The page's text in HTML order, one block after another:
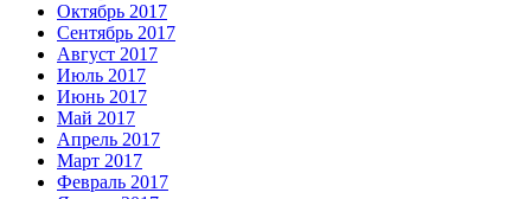
Октябрь 2017
Сентябрь 2017
Август 2017
Июль 2017
Июнь 2017
Май 2017
Апрель 2017
Март 2017
Февраль 2017